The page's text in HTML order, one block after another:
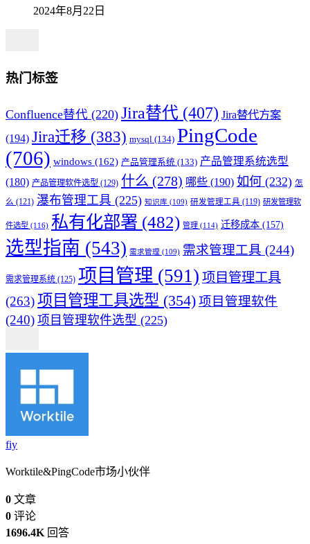
2024年8月22日
热门标签
Confluence替代 (220) Jira替代 (407) Jira替代方案
(194) Jira迁移 (383) mysql (134) PingCode
(706) windows (162) 产品管理系统 (133) 产品管理系统选型
(180) 产品管理软件选型 (129) 什么 (278) 哪些 (190) 如何 (232) 怎
么 (121) 瀑布管理工具 (225) 知识库 (109) 研发管理工具 (119) 研发管理软
件选型 (116) 私有化部署 (482) 管理 (114) 迁移成本 (157)
选型指南 (543) 需求管理 (109) 需求管理工具 (244)
需求管理系统 (125) 项目管理 (591) 项目管理工具
(263)项目管理工具选型 (354) 项目管理软件
(240) 项目管理软件选型 (225)
fiy
Worktile&PingCode市场小伙伴
0 文章
0 评论
1696.4K 回答